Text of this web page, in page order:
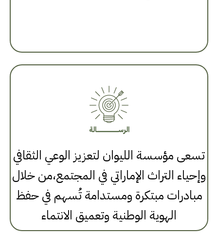
الرســــــــــــــــــــــالة
تسعى مؤسسة الليوان لتعزيز الوعي الثقافي
وإحياء التراث الإماراتي في المجتمع،من خلال
مبادرات مبتكرة ومستدامة تُسهم في حفظ
الهوية الوطنية وتعميق الانتماء